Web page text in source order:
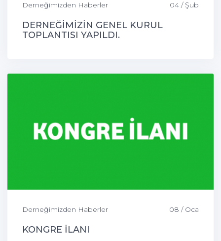
Derneğimizden Haberler 04 / Şub
DERNEĞİMİZİN GENEL KURUL
TOPLANTISI YAPILDI.
Derneğimizden Haberler 08 / Oca
KONGRE İLANI